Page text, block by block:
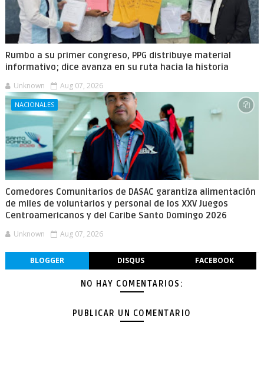
Rumbo a su primer congreso, PPG distribuye material
informativo; dice avanza en su ruta hacia la historia
Unknown Aug 07, 2026
NACIONALES
Comedores Comunitarios de DASAC garantiza alimentación
de miles de voluntarios y personal de los XXV Juegos
Centroamericanos y del Caribe Santo Domingo 2026
Unknown Aug 07, 2026
BLOGGER DISQUS FACEBOOK
NO HAY COMENTARIOS:
PUBLICAR UN COMENTARIO